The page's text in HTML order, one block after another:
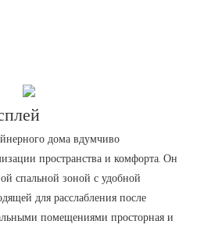
дома вдумчиво
пространства и комфорта. Он
спальной зоной с удобной
для расслабления после
помещениями просторная и